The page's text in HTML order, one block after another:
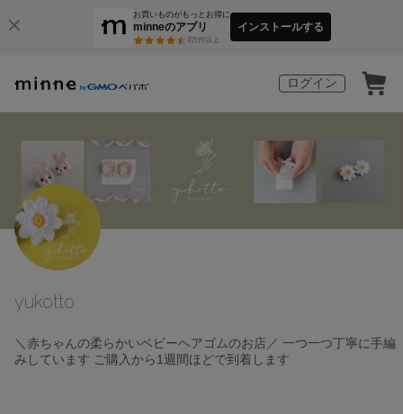
お買いものがもっとお得に
minneのアプリ
3万件以上
インストールする
ログイン
yukotto
＼赤ちゃんの柔らかいベビーヘアゴムのお店／ 一つ一つ丁寧に手編
みしています ご購入から1週間ほどで到着します